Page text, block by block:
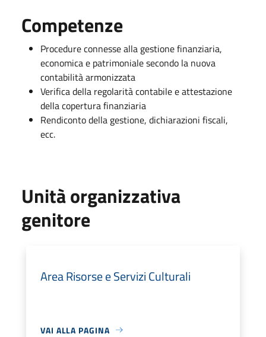
Competenze
Procedure connesse alla gestione finanziaria,
economica e patrimoniale secondo la nuova
contabilità armonizzata
Verifica della regolarità contabile e attestazione
della copertura finanziaria
Rendiconto della gestione, dichiarazioni fiscali,
ecc.
Unità organizzativa
genitore
Area Risorse e Servizi Culturali
VAI ALLA PAGINA